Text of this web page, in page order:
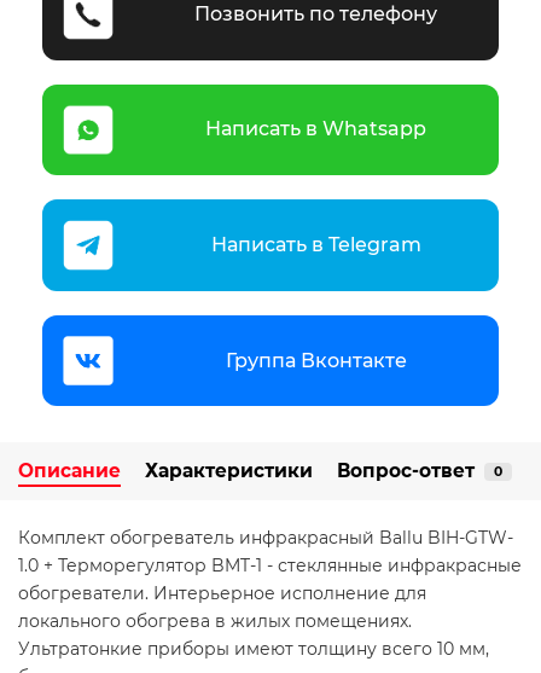
Позвонить по телефону
Написать в Whatsapp
Написать в Telegram
Группа Вконтакте
Описание Характеристики Вопрос-ответ 0
Комплект обогреватель инфракрасный Ballu BIH-GTW-
1.0 + Терморегулятор BMT-1 - стеклянные инфракрасные
обогреватели. Интерьерное исполнение для
локального обогрева в жилых помещениях.
Ультратонкие приборы имеют толщину всего 10 мм,